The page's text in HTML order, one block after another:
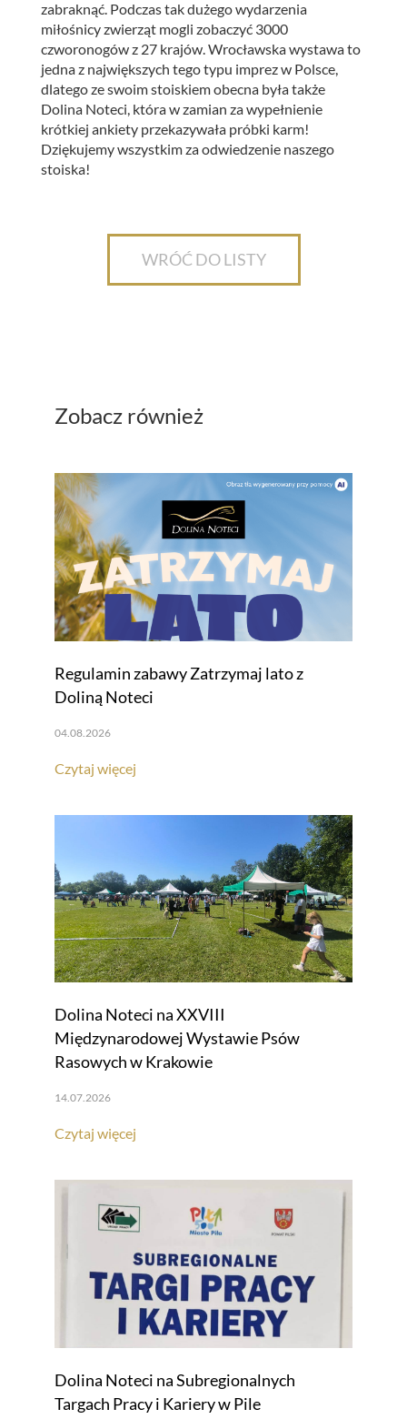
zabraknąć. Podczas tak dużego wydarzenia
miłośnicy zwierząt mogli zobaczyć 3000
czworonogów z 27 krajów. Wrocławska wystawa to
jedna z największych tego typu imprez w Polsce,
dlatego ze swoim stoiskiem obecna była także
Dolina Noteci, która w zamian za wypełnienie
krótkiej ankiety przekazywała próbki karm!
Dziękujemy wszystkim za odwiedzenie naszego
stoiska!
WRÓĆ DO LISTY
Zobacz również
Regulamin zabawy Zatrzymaj lato z
Doliną Noteci
04.08.2026
Czytaj więcej
Dolina Noteci na XXVIII
Międzynarodowej Wystawie Psów
Rasowych w Krakowie
14.07.2026
Czytaj więcej
Dolina Noteci na Subregionalnych
Targach Pracy i Kariery w Pile